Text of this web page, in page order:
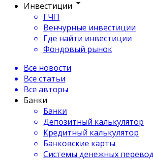
Инвестиции
ГЧП
Венчурные инвестиции
Где найти инвестиции
Фондовый рынок
Все новости
Все статьи
Все авторы
Банки
Банки
Депозитный калькулятор
Кредитный калькулятор
Банковские карты
Системы денежных